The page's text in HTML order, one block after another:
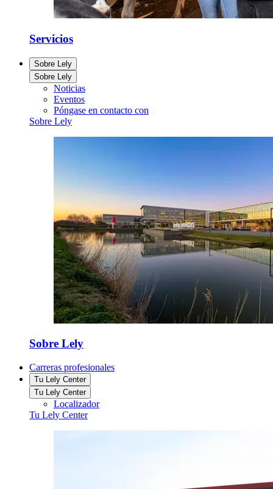
Servicios
Sobre Lely
Sobre Lely
Noticias
Eventos
Póngase en contacto con
Sobre Lely
Sobre Lely
Carreras profesionales
Tu Lely Center
Tu Lely Center
Localizador
Tu Lely Center